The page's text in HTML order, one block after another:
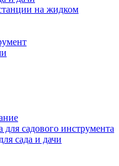
на жидком
для садового инструмента
сада и дачи